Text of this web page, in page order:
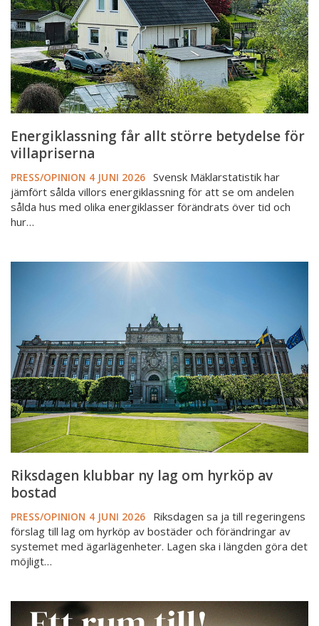
för
villapriserna
Energiklassning får allt större betydelse för
villapriserna
PRESS/OPINION 4 JUNI 2026 Svensk Mäklarstatistik har
jämfört sålda villors energiklassning för att se om andelen
sålda hus med olika energiklasser förändrats över tid och
hur…
Riksdagen
hyrköp
bostad
Riksdagen klubbar ny lag om hyrköp av
bostad
PRESS/OPINION 4 JUNI 2026
Riksdagen sa ja till regeringens
förslag till lag om hyrköp av bostäder och förändringar av
systemet med ägarlägenheter. Lagen ska i längden göra det
möjligt…
Ny
rapport: